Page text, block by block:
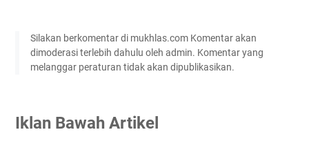
Silakan berkomentar di mukhlas.com Komentar akan
dimoderasi terlebih dahulu oleh admin. Komentar yang
melanggar peraturan tidak akan dipublikasikan.
Iklan Bawah Artikel